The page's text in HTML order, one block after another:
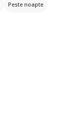
Peste noapte